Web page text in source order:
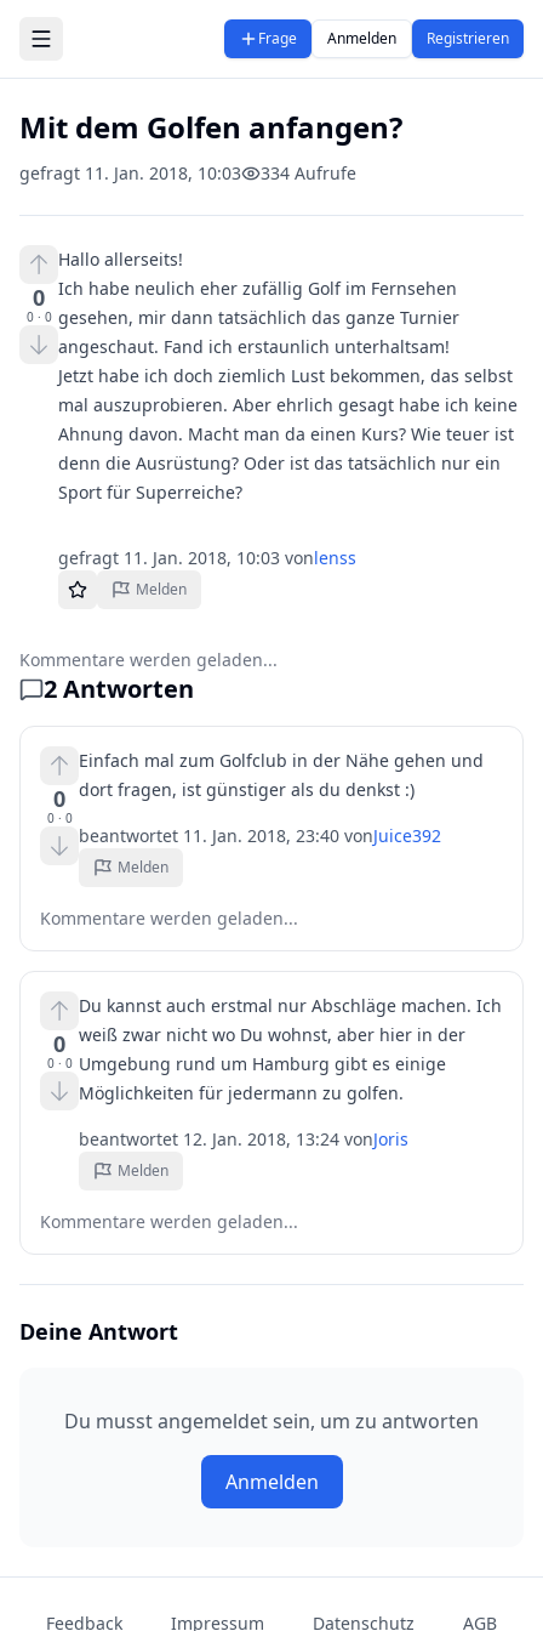
Zum Hauptinhalt springen
Frage Anmelden Registrieren
Mit dem Golfen anfangen?
gefragt 11. Jan. 2018, 10:03 334 Aufrufe
0
0· 0
Hallo allerseits!
Ich habe neulich eher zufällig Golf im Fernsehen
gesehen, mir dann tatsächlich das ganze Turnier
angeschaut. Fand ich erstaunlich unterhaltsam!
Jetzt habe ich doch ziemlich Lust bekommen, das selbst
mal auszuprobieren. Aber ehrlich gesagt habe ich keine
Ahnung davon. Macht man da einen Kurs? Wie teuer ist
denn die Ausrüstung? Oder ist das tatsächlich nur ein
Sport für Superreiche?
gefragt 11. Jan. 2018, 10:03 vonlenss
Melden
Kommentare werden geladen...
2Antworten
0
0· 0
Einfach mal zum Golfclub in der Nähe gehen und
dort fragen, ist günstiger als du denkst :)
beantwortet 11. Jan. 2018, 23:40 vonJuice392
Melden
Kommentare werden geladen...
0
0· 0
Du kannst auch erstmal nur Abschläge machen. Ich
weiß zwar nicht wo Du wohnst, aber hier in der
Umgebung rund um Hamburg gibt es einige
Möglichkeiten für jedermann zu golfen.
beantwortet 12. Jan. 2018, 13:24 vonJoris
Melden
Kommentare werden geladen...
Deine Antwort
Du musst angemeldet sein, um zu antworten
Anmelden
Feedback Impressum Datenschutz AGB